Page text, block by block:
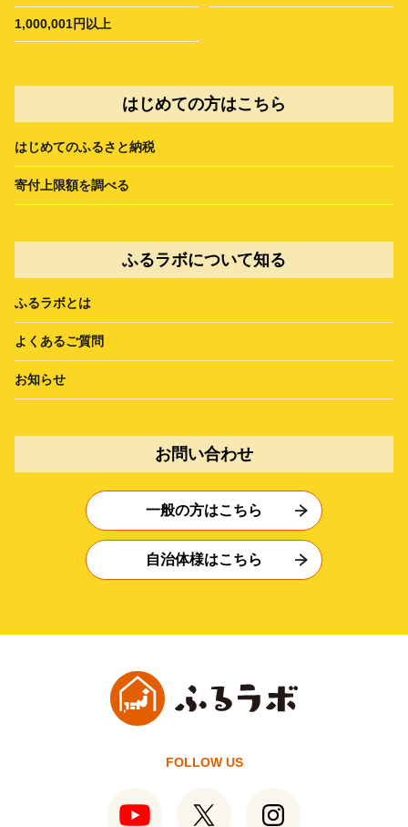
1,000,001円以上
はじめての方はこちら
はじめてのふるさと納税
寄付上限額を調べる
ふるラボについて知る
ふるラボとは
よくあるご質問
お知らせ
お問い合わせ
一般の方はこちら
自治体様はこちら
FOLLOW US